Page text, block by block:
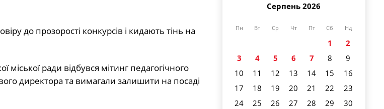
до прозорості конкурсів і кидають тінь на
ради відбувся мітинг педагогічного
директора та вимагали залишити на посаді
Серпень 2026
Пн Вт Ср Чт Пт Сб Нд
1
2
3
4 5 6 7 8
9
10
11 12 13 14 15
16
17
18 19 20 21 22
23
24
25 26 27 28 29
30